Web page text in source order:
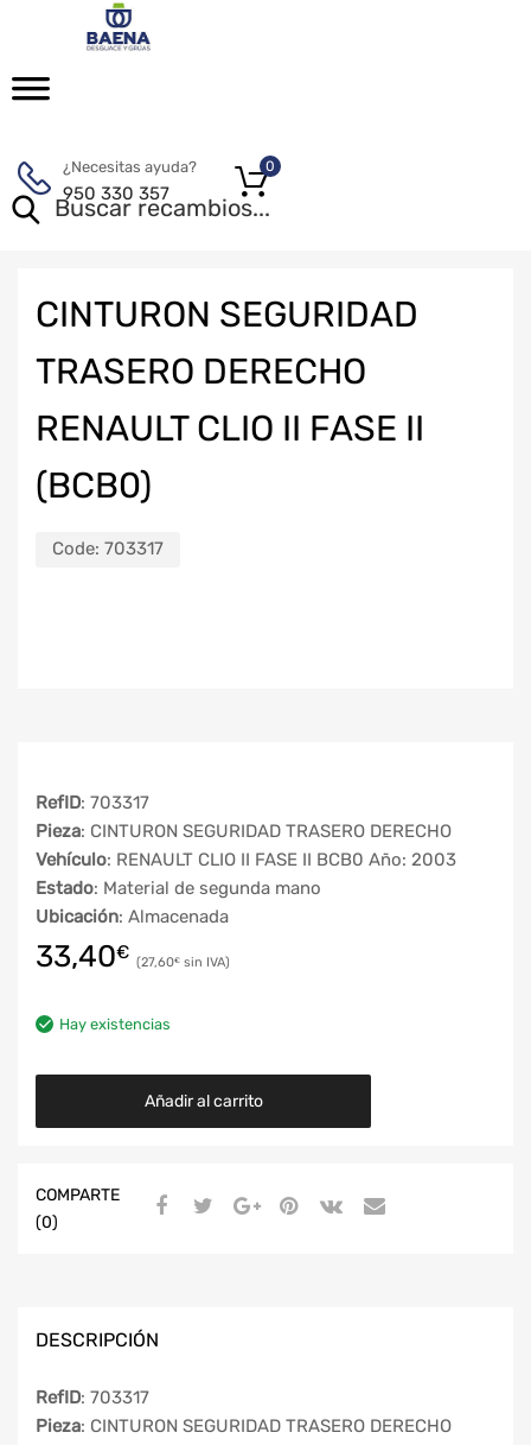
¿Necesitas ayuda?
950 330 357
0
CINTURON SEGURIDAD
TRASERO DERECHO
RENAULT CLIO II FASE II
(BCB0)
Code: 703317
RefID: 703317
Pieza: CINTURON SEGURIDAD TRASERO DERECHO
Vehículo: RENAULT CLIO II FASE II BCB0 Año: 2003
Estado: Material de segunda mano
Ubicación: Almacenada
33,40€ 27,60€
Hay existencias
Añadir al carrito
COMPARTE
(0)
DESCRIPCIÓN
RefID: 703317
Pieza: CINTURON SEGURIDAD TRASERO DERECHO